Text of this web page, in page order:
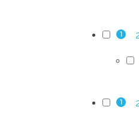
1
1